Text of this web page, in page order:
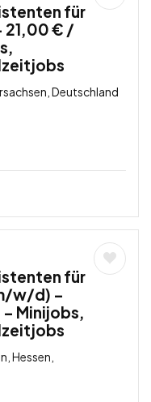
für
21,00 € /
Deutschland
für
w/d) –
Minijobs,
Hessen,